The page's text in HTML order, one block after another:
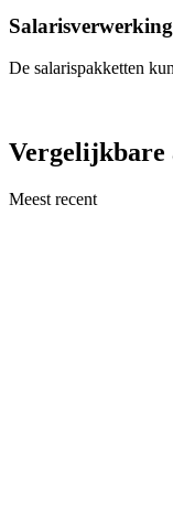
Salarisverwerking
De salarispakketten
Vergelijkbare
Meest recent